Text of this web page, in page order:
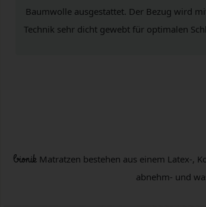
Baumwolle ausgestattet. Der Bezug wird
Technik sehr dicht gewebt für optimalen
bionik Matratzen bestehen aus einem Latex-,
abnehm- und